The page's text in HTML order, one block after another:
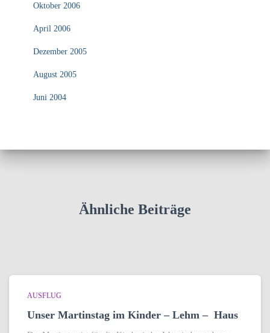
Oktober 2006
April 2006
Dezember 2005
August 2005
Juni 2004
Ähnliche Beiträge
AUSFLUG
Unser Martinstag im Kinder – Lehm – Haus